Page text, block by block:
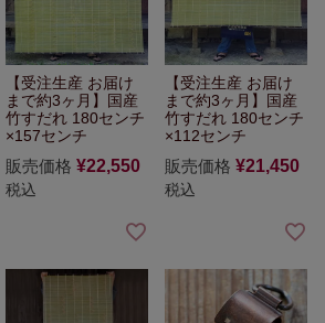
【受注生産 お届け
まで約3ヶ月】 国産
竹すだれ 180センチ
×157センチ
販売価格 ¥22,550
税込
【受注生産 お届け
まで約3ヶ月】 国産
竹すだれ 180センチ
×112センチ
販売価格 ¥21,450
税込